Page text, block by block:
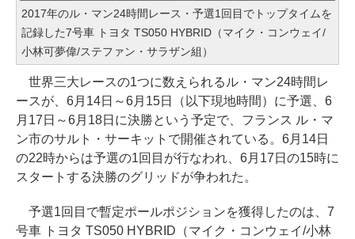
2017年のル・マン24時間レース・予選1回目でトップタイムを
記録した7号車 トヨタ TS050 HYBRID（マイク・コンウェイ/
小林可夢偉/ステファン・サラザン組）
世界三大レースの1つに数えられるル・マン24時間レ
ースが、6月14日～6月15日（以下現地時間）に予選、6
月17日～6月18日に決勝という予定で、フランス ル・マ
ン市のサルト・サーキットで開催されている。6月14日
の22時からは予選の1回目が行なわれ、6月17日の15時に
スタートする決勝のグリッドが争われた。
予選1回目で暫定ポールポジションを獲得したのは、7
号車 トヨタ TS050 HYBRID（マイク・コンウェイ/小林